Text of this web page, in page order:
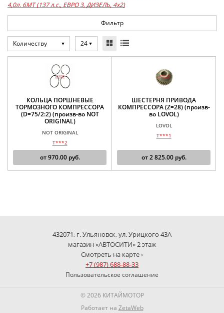
4,0л. 6MT (137 л.с., ЕВРО 3, ДИЗЕЛЬ, 4x2)
Фильтр
Количеству 24
КОЛЬЦА ПОРШНЕВЫЕ
ТОРМОЗНОГО КОМПРЕССОРА
(D=75/2:2) (произв-во NOT
ORIGINAL)
NOT ORIGINAL
T***2
от970.00руб.
ШЕСТЕРНЯ ПРИВОДА
КОМПРЕССОРА (Z=28) (произв-
во LOVOL)
LOVOL
T***1
от2 825.00руб.
432071, г. Ульяновск, ул. Урицкого 43А
магазин «АВТОСИТИ» 2 этаж
Смотреть на карте ›
+7 (987) 688-88-33
Пользовательское соглашение
© 2026 КИТАЙМОТОР
Работает на ZetaWeb